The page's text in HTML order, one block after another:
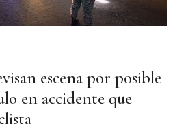
escena por posible
en accidente que